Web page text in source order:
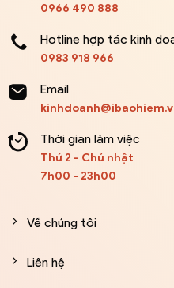
0966 490 888
Hotline hợp tác kinh
0983 918 966
Email
Thời gian làm việc
Thứ 2 - Chủ nhật
7h00 - 23h00
Về chúng tôi
Liên hệ